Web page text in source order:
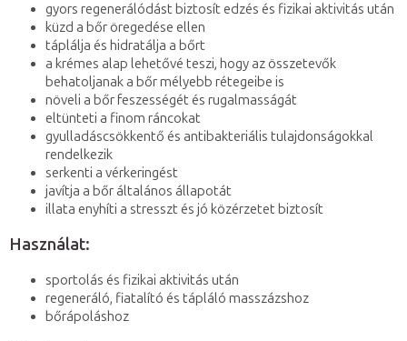
gyors regenerálódást biztosít edzés és fizikai aktivitás után
küzd a bőr öregedése ellen
táplálja és hidratálja a bőrt
a krémes alap lehetővé teszi, hogy az összetevők
behatoljanak a bőr mélyebb rétegeibe is
növeli a bőr feszességét és rugalmasságát
eltünteti a finom ráncokat
gyulladáscsökkentő és antibakteriális tulajdonságokkal
rendelkezik
serkenti a vérkeringést
javítja a bőr általános állapotát
illata enyhíti a stresszt és jó közérzetet biztosít
Használat:
sportolás és fizikai aktivitás után
regeneráló, fiatalító és tápláló masszázshoz
bőrápoláshoz